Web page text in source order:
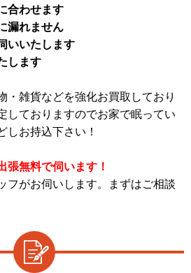
合わせます
漏れません
いいたします
します
・雑貨などを強化お買取しており
しておりますのでお家で眠ってい
しお持込下さい！
張無料で伺います！
フがお伺いします。まずはご相談